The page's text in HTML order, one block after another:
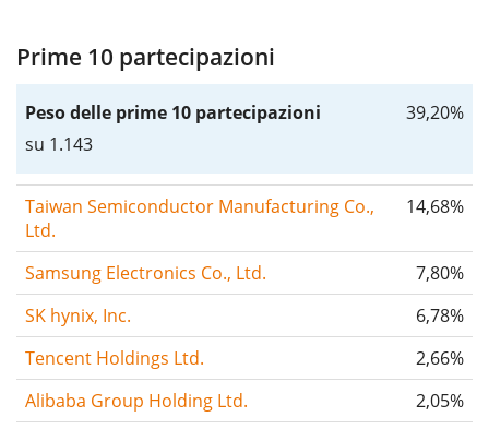
Prime 10 partecipazioni
Peso delle prime 10 partecipazioni
su 1.143
39,20%
Taiwan Semiconductor Manufacturing Co.,
Ltd.
14,68%
Samsung Electronics Co., Ltd.
7,80%
SK hynix, Inc.
6,78%
Tencent Holdings Ltd.
2,66%
Alibaba Group Holding Ltd.
2,05%